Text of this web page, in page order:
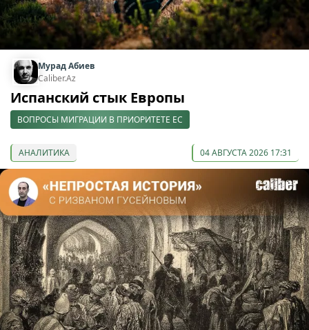
Мурад Абиев
Caliber.Az
Испанский стык Европы
ВОПРОСЫ МИГРАЦИИ В ПРИОРИТЕТЕ ЕС
АНАЛИТИКА 04 АВГУСТА 2026 17:31